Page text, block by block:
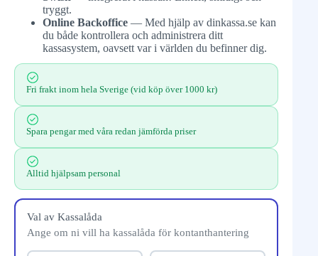
tryggt.
Online Backoffice — Med hjälp av dinkassa.se kan
du både kontrollera och administrera ditt
kassasystem, oavsett var i världen du befinner dig.
Fri frakt inom hela Sverige (vid köp över 1000 kr)
Spara pengar med våra redan jämförda priser
Alltid hjälpsam personal
Val av Kassalåda
Ange om ni vill ha kassalåda för kontanthantering